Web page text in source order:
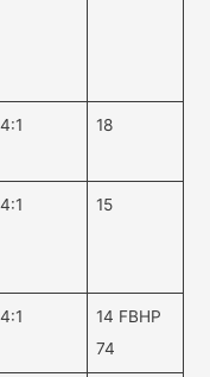
4:1 18
4:1 15
4:1
14 FBHP
74